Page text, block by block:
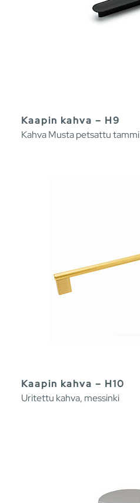
Kaapin kahva – H9
Kahva Musta petsattu tammi
Kaapin kahva – H10
Uritettu kahva, messinki